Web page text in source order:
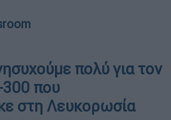
πολύ για τον
300 που
στη Λευκορωσία